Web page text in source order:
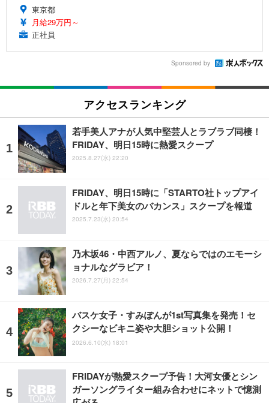
東京都
月給29万円～
正社員
Sponsored by
アクセスランキング
若手美人アナが人気中堅芸人とラブラブ同棲！
FRIDAY、明日15時に熱愛スクープ
2025.8.27(水) 22:20
FRIDAY、明日15時に「STARTO社トップアイ
ドルと年下美女のバカンス」スクープを報道
2025.7.23(水) 20:54
乃木坂46・中西アルノ、夏ならではのエモーシ
ョナルなグラビア！
2026.7.27(月) 22:54
バスケ女子・すみぽんが1st写真集を発売！セ
クシーなビキニ姿や大胆ショット公開！
2026.6.10(水) 18:01
FRIDAYが熱愛スクープ予告！大河女優とシン
ガーソングライター組み合わせにネットで憶測